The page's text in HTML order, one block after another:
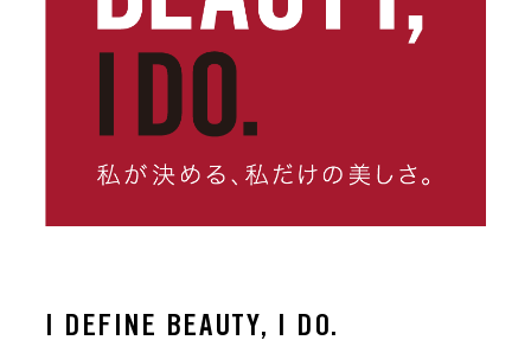
I DEFINE BEAUTY, I DO.